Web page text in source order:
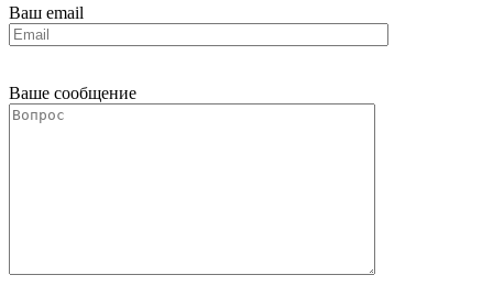
Ваш email
Ваше сообщение